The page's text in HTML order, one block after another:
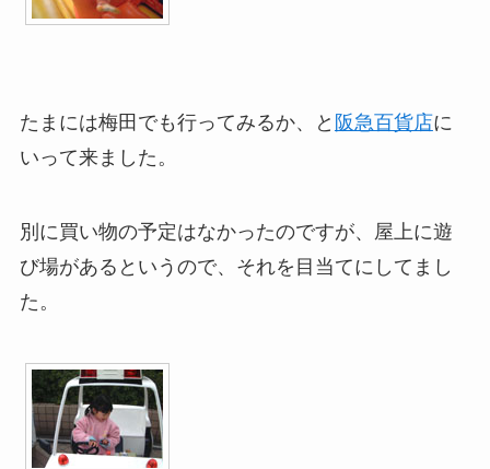
たまには梅田でも行ってみるか、と 阪急百貨店に
いって来ました。
別に買い物の予定はなかったのですが、屋上に遊
び場があるというので、それを目当てにしてまし
た。